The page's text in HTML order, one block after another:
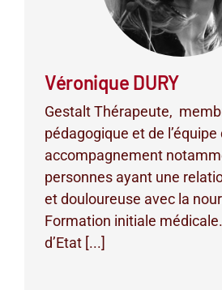
Véronique DURY
Gestalt Thérapeute,
pédagogique et de
accompagnement
personnes ayant une
et douloureuse avec la
Formation initiale
d’Etat [...]